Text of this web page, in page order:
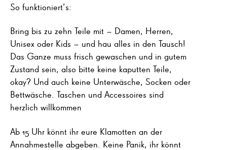
So funktioniert’s:
Bring bis zu zehn Teile mit – Damen, Herren,
Unisex oder Kids – und hau alles in den Tausch!
Das Ganze muss frisch gewaschen und in gutem
Zustand sein, also bitte keine kaputten Teile,
okay? Und auch keine Unterwäsche, Socken oder
Bettwäsche. Taschen und Accessoires sind
herzlich willkommen
Ab 15 Uhr könnt ihr eure Klamotten an der
Annahmestelle abgeben. Keine Panik, ihr könnt